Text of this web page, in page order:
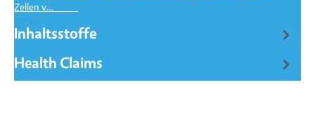
Zellen v…
Inhaltsstoffe
Health Claims